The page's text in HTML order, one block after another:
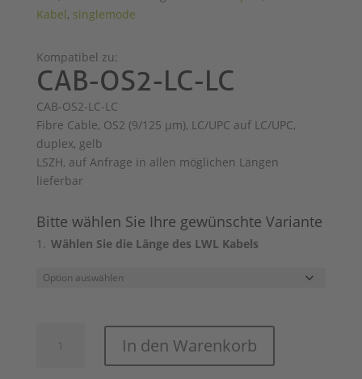
Kabel, singlemode
Kompatibel zu:
CAB-OS2-LC-LC
CAB-OS2-LC-LC
Fibre Cable, OS2 (9/125 μm), LC/UPC auf LC/UPC,
duplex, gelb
LSZH, auf Anfrage in allen möglichen Längen
lieferbar
Bitte wählen Sie Ihre gewünschte Variante
Wählen Sie die Länge des LWL Kabels
In den Warenkorb